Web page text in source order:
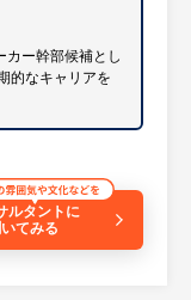
センシング・モ
ボティクス、自
ノロジーを導入
奇心を存分に発
せる刺激的な環
括
）のマネジメン
製の軽量食品容
ーカーとして、業
カー幹部候補とし
的なキャリアを
ルタントに
てみる